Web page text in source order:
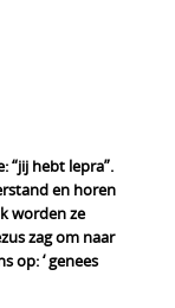
“jij hebt lepra”.
en horen
worden ze
zag om naar
op: ‘ genees